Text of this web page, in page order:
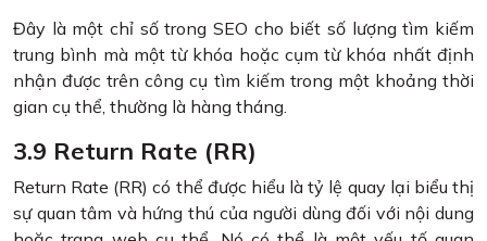
Đây là một chỉ số trong SEO cho biết số lượng tìm kiếm
trung bình mà một từ khóa hoặc cụm từ khóa nhất định
nhận được trên công cụ tìm kiếm trong một khoảng thời
gian cụ thể, thường là hàng tháng.
3.9 Return Rate (RR)
Return Rate (RR) có thể được hiểu là tỷ lệ quay lại biểu thị
sự quan tâm và hứng thú của người dùng đối với nội dung